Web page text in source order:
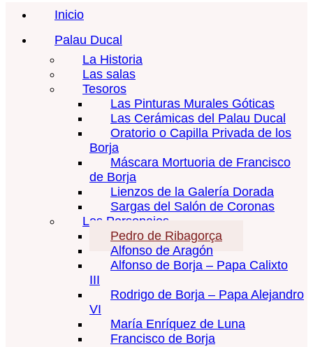
Inicio
Palau Ducal
La Historia
Las salas
Tesoros
Las Pinturas Murales Góticas
Las Cerámicas del Palau Ducal
Oratorio o Capilla Privada de los
Borja
Máscara Mortuoria de Francisco
de Borja
Lienzos de la Galería Dorada
Sargas del Salón de Coronas
Los Personajes
Pedro de Ribagorça
Alfonso de Aragón
Alfonso de Borja – Papa Calixto
III
Rodrigo de Borja – Papa Alejandro
VI
María Enríquez de Luna
Francisco de Borja